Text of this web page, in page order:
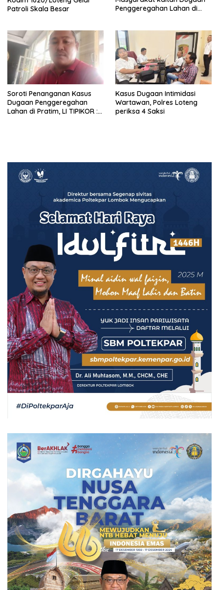
Patroli Skala Besar
Penggeregahan Lahan di
Soroti Penanganan Kasus
Dugaan Penggeregahan
Lahan di Pratim, LI TIPIKOR :
Kasus Dugaan Intimidasi
Wartawan, Polres Loteng
periksa 4 Saksi